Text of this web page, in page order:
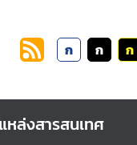
ก ก ก
แหล่งสารสนเทศ